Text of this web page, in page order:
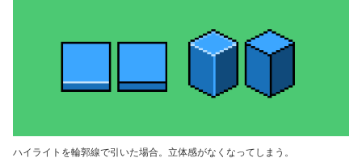
ハイライトを輪郭線で引いた場合。立体感がなくなってしまう。